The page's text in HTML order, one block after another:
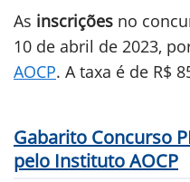
As inscrições no
10 de abril de 2023,
AOCP. A taxa é de R$
Gabarito Concurso
pelo Instituto AOCP